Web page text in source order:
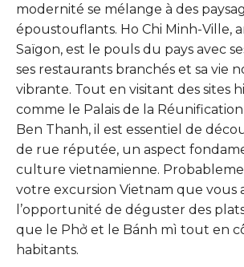
modernité se mélange à des
époustouflants. Ho Chi Minh-Ville,
Saïgon, est le pouls du pays avec
ses restaurants branchés et sa vie
vibrante. Tout en visitant des sites
comme le Palais de la
Ben Thanh, il est essentiel de
de rue réputée, un aspect
culture vietnamienne.
votre excursion Vietnam que vous
l’opportunité de déguster des
que le Phở et le Bánh mì tout en
habitants.